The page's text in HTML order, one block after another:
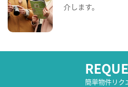
介します。
簡単物件リク